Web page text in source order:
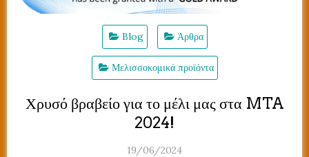
Blog Άρθρα
Μελισσοκομικά προϊόντα
Χρυσό βραβείο για το μέλι μας στα MTA
2024!
19/06/2024